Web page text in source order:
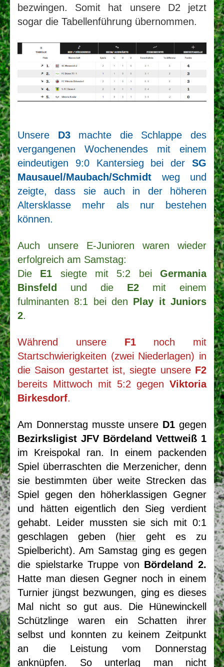
bezwingen. Somit hat unsere D2 jetzt
sogar die Tabellenführung übernommen.
Unsere D3machte die Schlappe des
vergangenen Wochenendes mit einem
eindeutigen 9:0 Kantersieg bei der SG
Mausauel/Maubach/Schmidt weg und
zeigte, dass sie auch in der höheren
Altersklasse mehr als nur bestehen
können.
Auch unsere E-Junioren waren wieder
erfolgreich am Samstag:
Die E1 siegte mit 5:2 beiGermania
Binsfeld
und die E2 mit einem
fulminanten 8:1 bei den Play it Juniors
2.
Während unsere F1noch mit
Startschwierigkeiten (zwei Niederlagen) in
die Saison gestartet ist, siegte unsere F2
bereits Mittwoch mit 5:2 gegen Viktoria
Birkesdorf.
Am Donnerstag musste unsere D1 gegen
Bezirksligist JFV Bördeland Vettweiß 1
im Kreispokal ran. In einem packenden
Spiel überraschten die Merzenicher, denn
sie bestimmten über weite Strecken das
Spiel gegen den höherklassigen Gegner
und hätten eigentlich den Sieg verdient
gehabt. Leider mussten sie sich mit 0:1
geschlagen geben (hier
geht es zu
Spielbericht). Am Samstag ging es gegen
die spielstarke Truppe von Bördeland 2.
Hatte man diesen Gegner noch in einem
Turnier jüngst bezwungen, ging es dieses
Mal nicht so gut aus. Die Hünewinckell
Schützlinge waren ein Schatten ihrer
selbst und konnten zu keinem Zeitpunkt
an die Leistung vom Donnerstag
anknüpfen. So unterlag man nicht